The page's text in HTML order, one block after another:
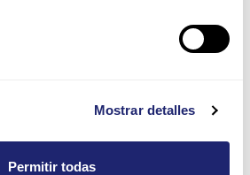
Mostrar detalles
Permitir todas